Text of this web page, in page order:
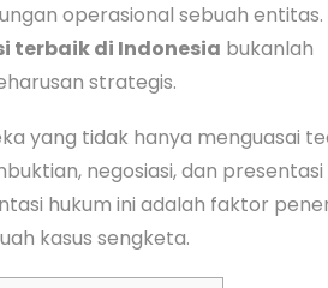
operasional sebuah entitas.
terbaik di Indonesia bukanlah
strategis.
yang tidak hanya menguasai
negosiasi, dan presentasi
hukum ini adalah faktor
kasus sengketa.